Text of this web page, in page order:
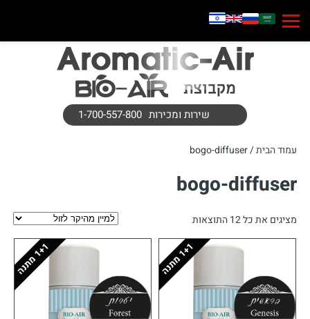
שירות ומכירות 1-700-557-800
עמוד הבית/ bogo-diffuser
bogo-diffuser
מציגים את כל ⁦12⁩ התוצאות
ממוין
לפי
מחיר:
מהיקר
לזול
1
+
1
מ
ת
נ
ה
1
+
1
מ
ת
נ
ה